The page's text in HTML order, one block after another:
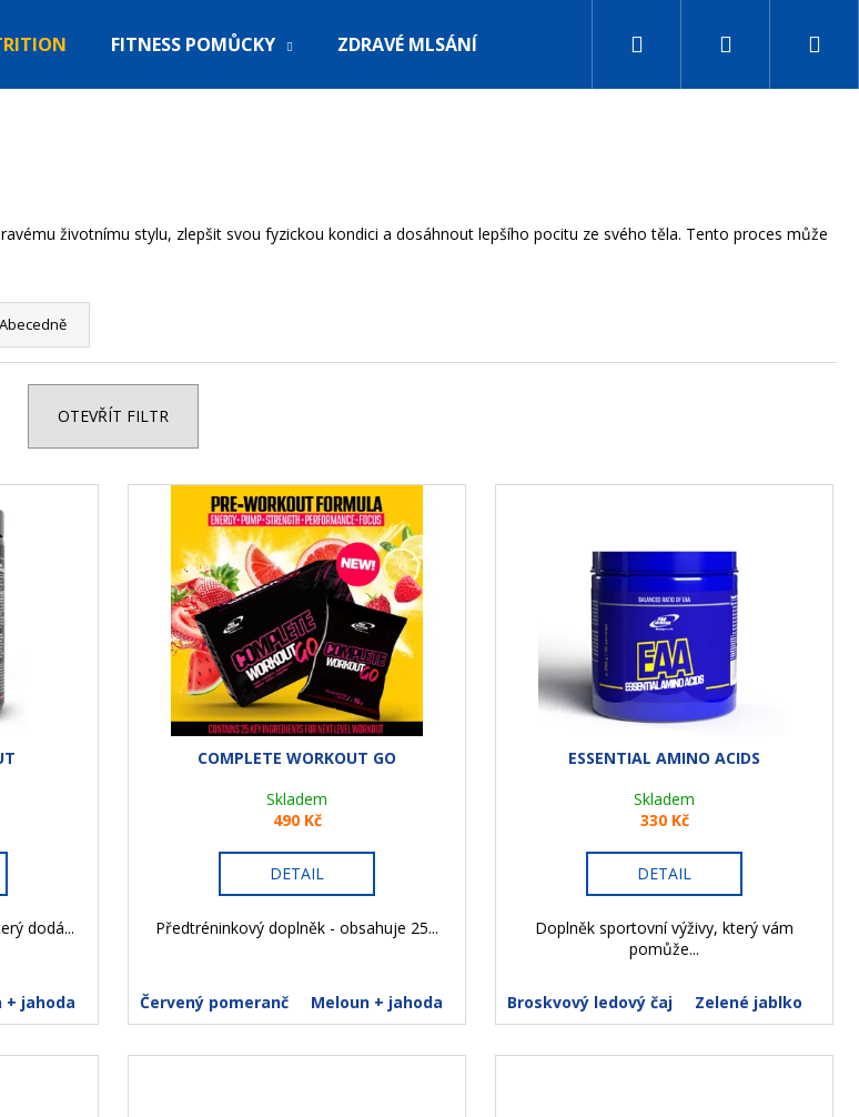
FITNESS POMŮCKY ZDRAVÉ MLSÁNÍ BLOG HODNOCENÍ
Přihlášení
životnímu stylu, zlepšit svou fyzickou kondici a dosáhnout lepšího pocitu ze svého těla. Tento proces může
Abecedně
OTEVŘÍT FILTR
dodá...
+ jahoda Růžová limonáda
COMPLETE WORKOUT GO
Skladem
490 Kč
DETAIL
Předtréninkový doplněk - obsahuje 25...
Červený pomeranč Meloun + jahoda Růžová limonáda
ESSENTIAL AMINO ACIDS
Skladem
330 Kč
DETAIL
Doplněk sportovní výživy, který vám
pomůže...
Broskvový ledový čaj Zelené jablko